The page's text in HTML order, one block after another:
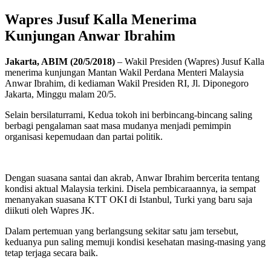
Wapres Jusuf Kalla Menerima
Kunjungan Anwar Ibrahim
Jakarta, ABIM (20/5/2018) – Wakil Presiden (Wapres) Jusuf Kalla
menerima kunjungan Mantan Wakil Perdana Menteri Malaysia
Anwar Ibrahim, di kediaman Wakil Presiden RI, Jl. Diponegoro
Jakarta, Minggu malam 20/5.
Selain bersilaturrami, Kedua tokoh ini berbincang-bincang saling
berbagi pengalaman saat masa mudanya menjadi pemimpin
organisasi kepemudaan dan partai politik.
Dengan suasana santai dan akrab, Anwar Ibrahim bercerita tentang
kondisi aktual Malaysia terkini. Disela pembicaraannya, ia sempat
menanyakan suasana KTT OKI di Istanbul, Turki yang baru saja
diikuti oleh Wapres JK.
Dalam pertemuan yang berlangsung sekitar satu jam tersebut,
keduanya pun saling memuji kondisi kesehatan masing-masing yang
tetap terjaga secara baik.